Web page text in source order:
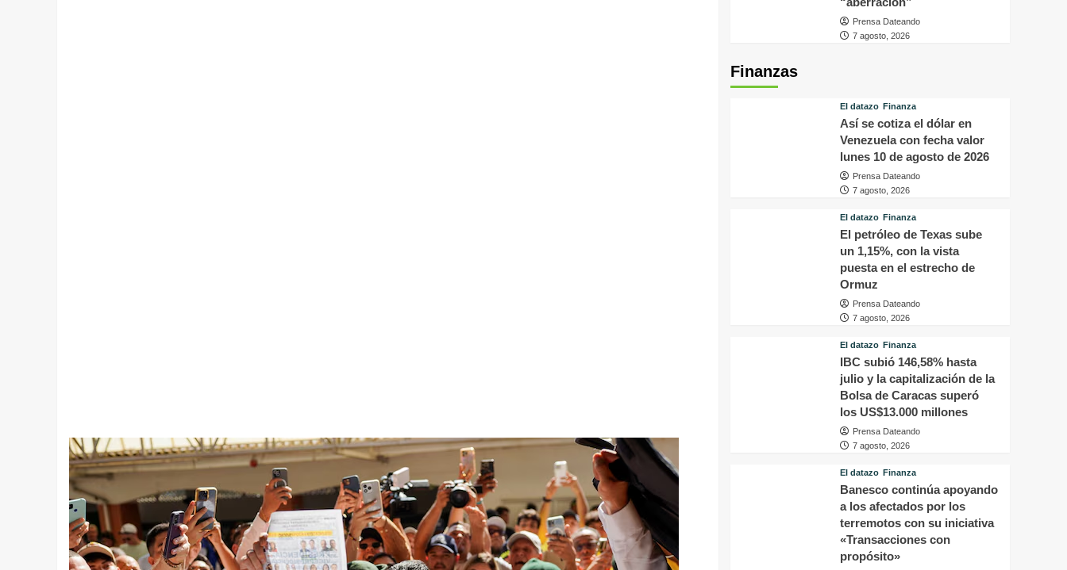
Prensa Dateando
7 agosto, 2026
Finanzas
El datazo Finanza
Así se cotiza el dólar en
Venezuela con fecha valor
lunes 10 de agosto de 2026
Prensa Dateando
7 agosto, 2026
El datazo Finanza
El petróleo de Texas sube
un 1,15%, con la vista
puesta en el estrecho de
Ormuz
Prensa Dateando
7 agosto, 2026
El datazo Finanza
IBC subió 146,58% hasta
julio y la capitalización de la
Bolsa de Caracas superó
los US$13.000 millones
Prensa Dateando
7 agosto, 2026
El datazo Finanza
Banesco continúa apoyando
a los afectados por los
terremotos con su iniciativa
«Transacciones con
propósito»